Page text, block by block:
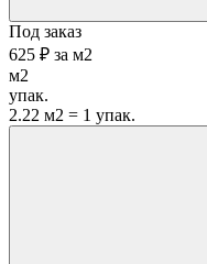
Под заказ
625 ₽ за м2
м2
упак.
2.22 м2 = 1 упак.